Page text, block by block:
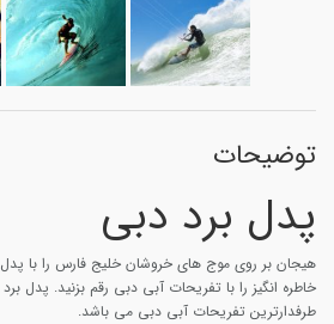
توضیحات
پدل برد دبی
هیجان بر روی موج های خروشان خلیج فارس را با
خاطره انگیز را با تفریحات آبی دبی رقم بزنید. پدل
طرفدارترین تفریحات آبی دبی می باشد.